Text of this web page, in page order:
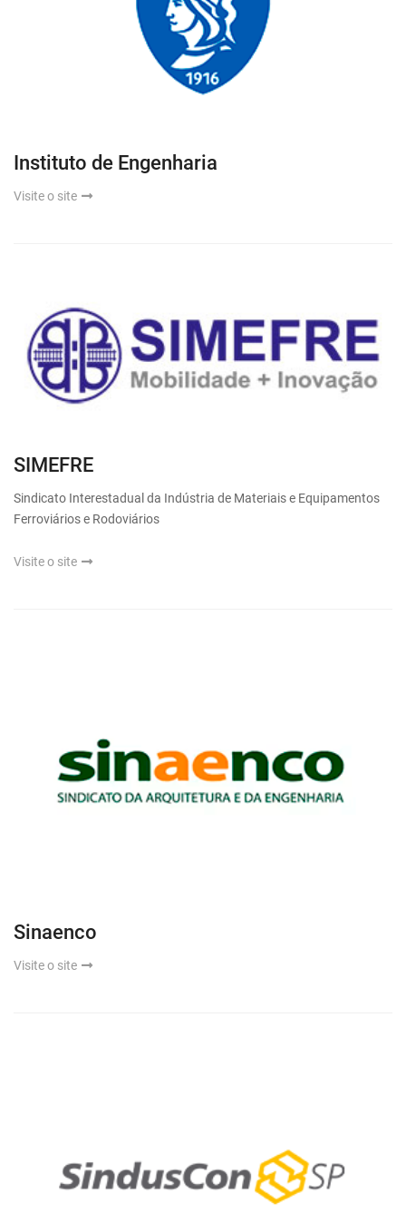
Instituto de Engenharia
Visite o site
SIMEFRE
Sindicato Interestadual da Indústria de Materiais e Equipamentos
Ferroviários e Rodoviários
Visite o site
Sinaenco
Visite o site